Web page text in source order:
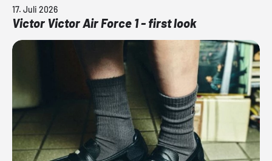
17. Juli 2026
Victor Victor Air Force 1 - first look